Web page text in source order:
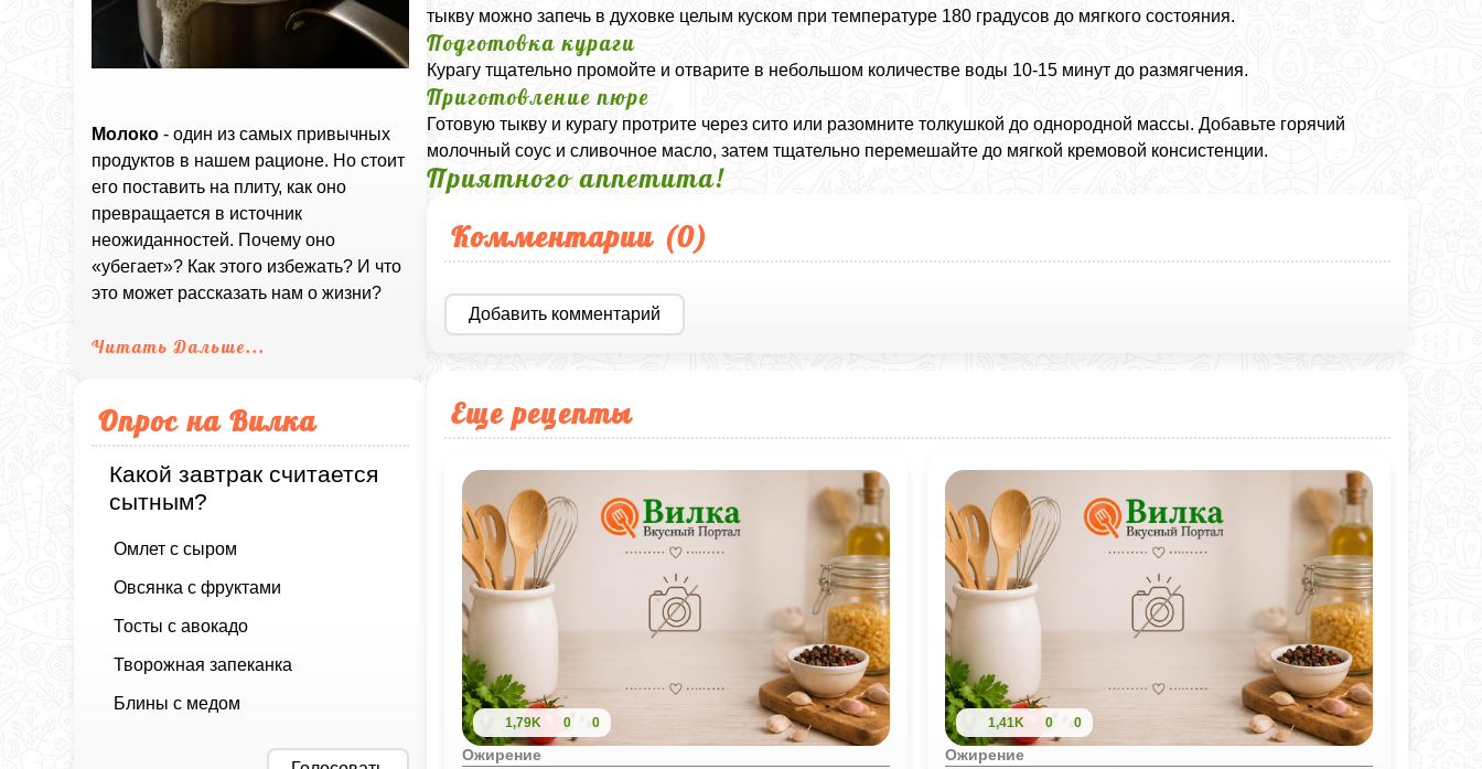
Молоко - один из самых привычных
продуктов в нашем рационе. Но стоит
его поставить на плиту, как оно
превращается в источник
неожиданностей. Почему оно
«убегает»? Как этого избежать? И что
это может рассказать нам о жизни?
Читать Дальше...
Опрос на Вилка
Какой завтрак считается
сытным?
Омлет с сыром
Овсянка с фруктами
Тосты с авокадо
Творожная запеканка
Блины с медом
тыкву можно запечь в духовке целым куском при температуре 180 градусов до мягкого состояния.
Подготовка кураги
Курагу тщательно промойте и отварите в небольшом количестве воды 10-15 минут до размягчения.
Приготовление пюре
Готовую тыкву и курагу протрите через сито или разомните толкушкой до однородной массы. Добавьте горячий
молочный соус и сливочное масло, затем тщательно перемешайте до мягкой кремовой консистенции.
Приятного аппетита!
Комментарии (0)
Добавить комментарий
Еще рецепты
1,79K 0 0
Ожирение
1,41K 0 0
Ожирение